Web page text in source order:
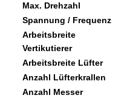
Max. Drehzahl
Spannung / Frequenz
Arbeitsbreite
Vertikutierer
Arbeitsbreite Lüfter
Anzahl Lüfterkrallen
Anzahl Messer